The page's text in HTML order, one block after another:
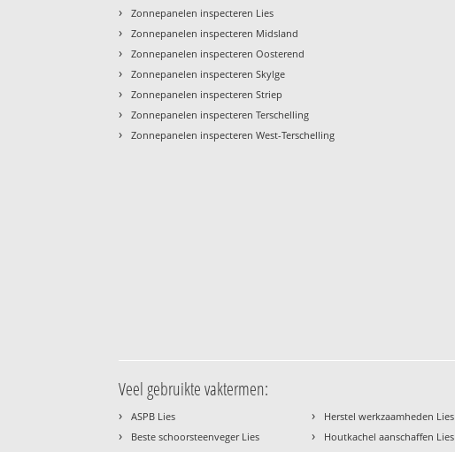
›
Zonnepanelen inspecteren Lies
› Zonnepanelen inspecteren Midsland
› Zonnepanelen inspecteren Oosterend
› Zonnepanelen inspecteren Skylge
› Zonnepanelen inspecteren Striep
› Zonnepanelen inspecteren Terschelling
› Zonnepanelen inspecteren West-Terschelling
Veel gebruikte vaktermen:
› ASPB Lies
› Beste schoorsteenveger Lies
› Herstel werkzaamheden Lies
› Houtkachel aanschaffen Lies